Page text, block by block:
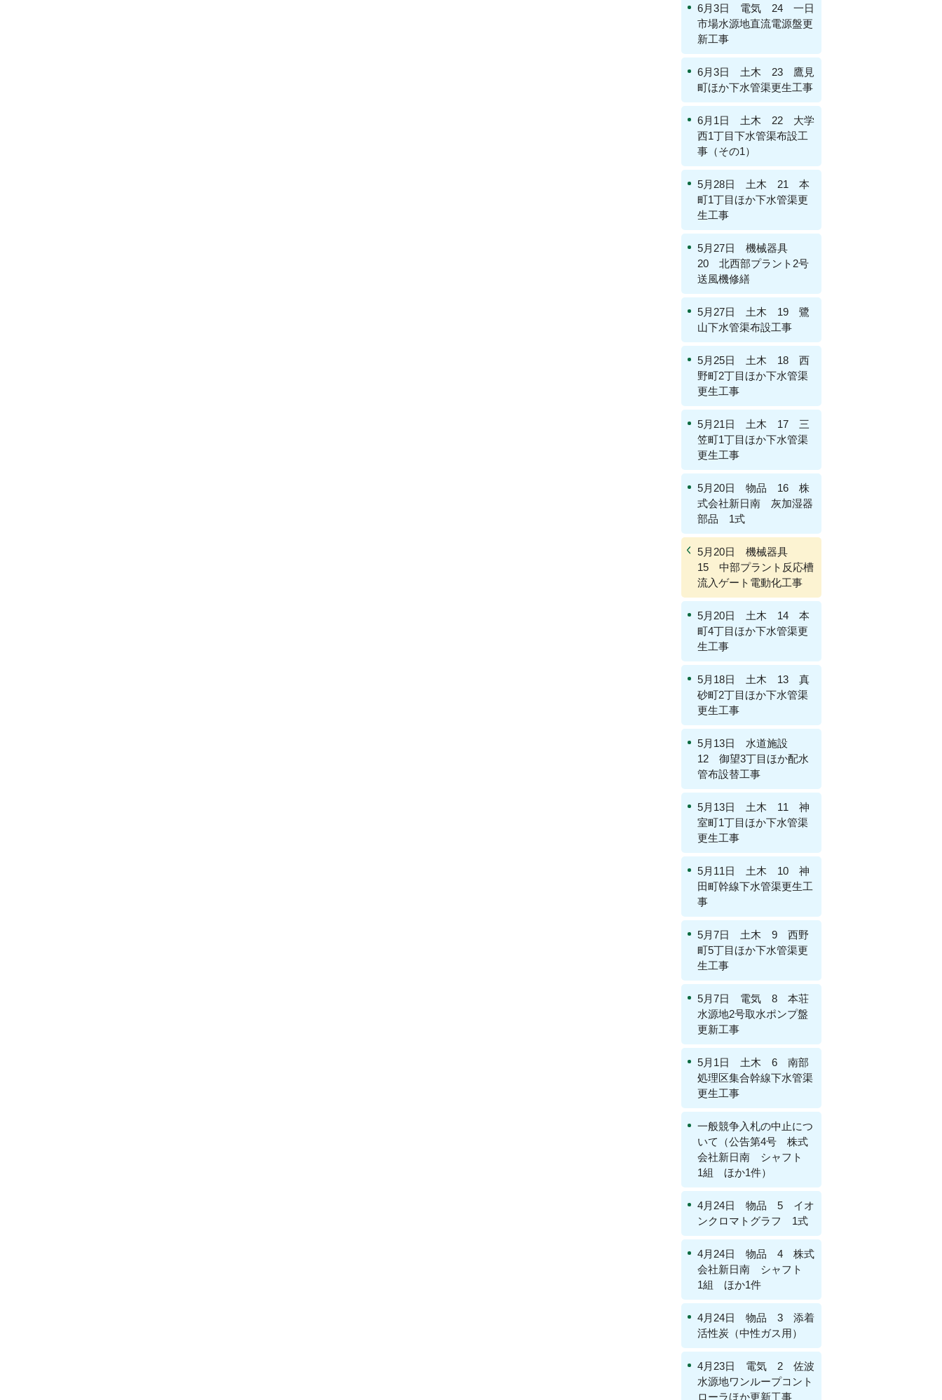
6月3日 電気 24 一日
市場水源地直流電源盤更
新工事
6月3日 土木 23 鷹見
町ほか下水管渠更生工事
6月1日 土木 22 大学
西1丁目下水管渠布設工
事（その1）
5月28日 土木 21 本
町1丁目ほか下水管渠更
生工事
5月27日 機械器具
20 北西部プラント2号
送風機修繕
5月27日 土木 19 鷺
山下水管渠布設工事
5月25日 土木 18 西
野町2丁目ほか下水管渠
更生工事
5月21日 土木 17 三
笠町1丁目ほか下水管渠
更生工事
5月20日 物品 16 株
式会社新日南 灰加湿器
部品 1式
5月20日 機械器具
15 中部プラント反応槽
流入ゲート電動化工事
5月20日 土木 14 本
町4丁目ほか下水管渠更
生工事
5月18日 土木 13 真
砂町2丁目ほか下水管渠
更生工事
5月13日 水道施設
12 御望3丁目ほか配水
管布設替工事
5月13日 土木 11 神
室町1丁目ほか下水管渠
更生工事
5月11日 土木 10 神
田町幹線下水管渠更生工
事
5月7日 土木 9 西野
町5丁目ほか下水管渠更
生工事
5月7日 電気 8 本荘
水源地2号取水ポンプ盤
更新工事
5月1日 土木 6 南部
処理区集合幹線下水管渠
更生工事
一般競争入札の中止につ
いて（公告第4号 株式
会社新日南 シャフト
1組 ほか1件）
4月24日 物品 5 イオ
ンクロマトグラフ 1式
4月24日 物品 4 株式
会社新日南 シャフト
1組 ほか1件
4月24日 物品 3 添着
活性炭（中性ガス用）
4月23日 電気 2 佐波
水源地ワンループコント
ローラほか更新工事